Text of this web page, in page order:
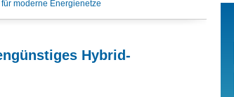
moderne Energienetze
Hybrid-